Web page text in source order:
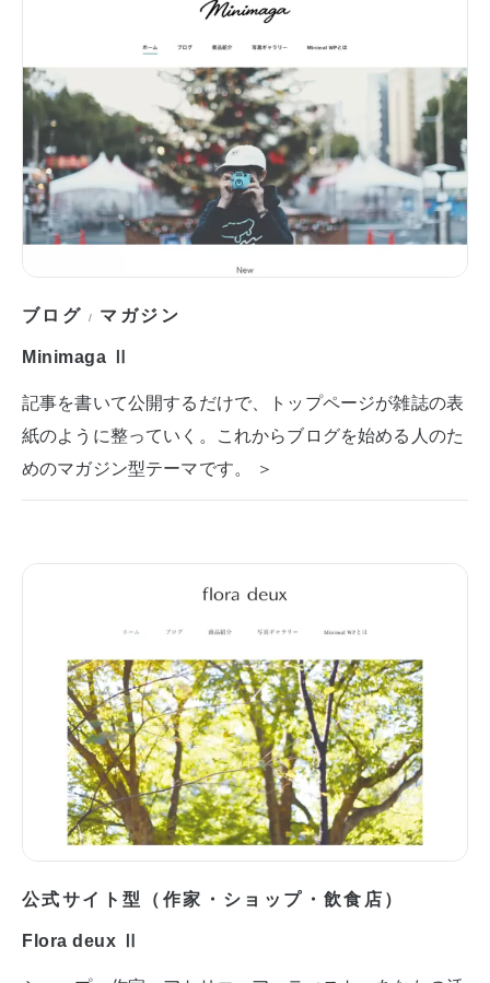
ブログ / マガジン
Minimaga Ⅱ
記事を書いて公開するだけで、トップページが雑誌の表
紙のように整っていく。これからブログを始める人のた
めのマガジン型テーマです。 ＞
公式サイト型（作家・ショップ・飲食店）
Flora deux Ⅱ